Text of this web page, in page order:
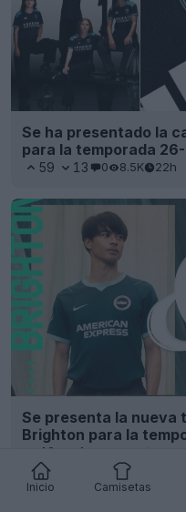
Inicio Camisetas
Se ha presentado la
para la temporada
59 13 0 8.5K 22h
Se presenta la nueva
Brighton para la
42 4